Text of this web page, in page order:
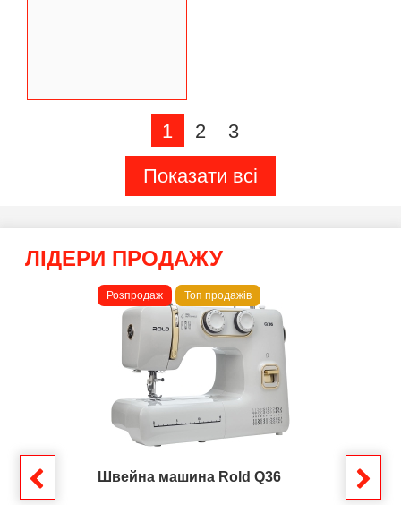
1 2
3
Показати всі
ЛІДЕРИ ПРОДАЖУ
Розпродаж Топ продажів
Швейна машина Rold Q36